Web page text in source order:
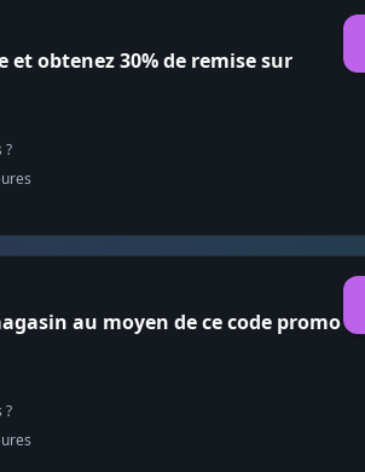
et obtenez 30% de remise sur
?
s
au moyen de ce code promo
?
s